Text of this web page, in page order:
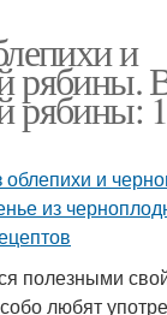
и
рябины.
рябины:
полезными
любят